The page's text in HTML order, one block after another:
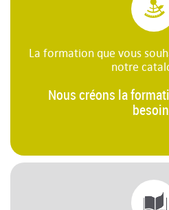
La formation que vous
notre
Nous créons la